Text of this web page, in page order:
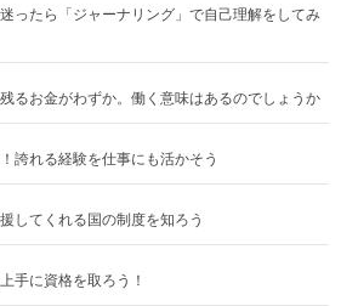
ったら「ジャーナリング」で自己理解をしてみ
るお金がわずか。働く意味はあるのでしょうか
誇れる経験を仕事にも活かそう
してくれる国の制度を知ろう
手に資格を取ろう！